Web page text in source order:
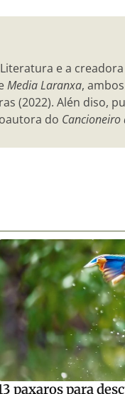
e a
Media Laranxa,
(2022). Alén diso,
do Cancioneiro
paxaros para